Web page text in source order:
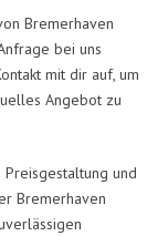
Bremerhaven
bei uns
mit dir auf, um
Angebot zu
und
Bremerhaven